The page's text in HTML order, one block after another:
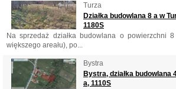
Turza
Działka budowlana 8 a w
1180S
Na sprzedaż działka budowlana o powierzchni
większego areału), po...
Bystra
Bystra, działka budowlana
a, 1110S